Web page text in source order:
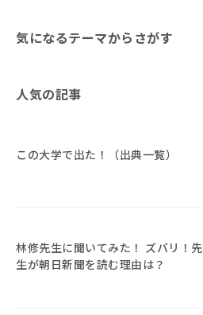
気になるテーマからさがす
人気の記事
この大学で出た！（出典一覧）
林修先生に聞いてみた！ ズバリ！先
生が朝日新聞を読む理由は？